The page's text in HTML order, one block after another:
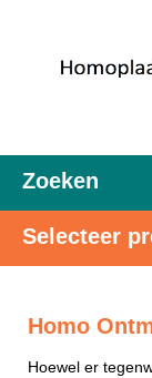
Zoeken
Selecteer
Homo
Hoewel er